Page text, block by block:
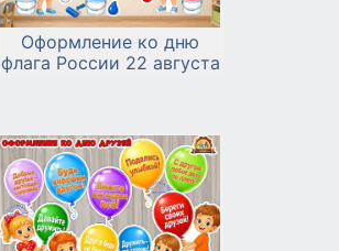
Оформление ко дню
флага России 22 августа